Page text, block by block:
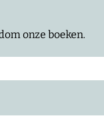
onze boeken.